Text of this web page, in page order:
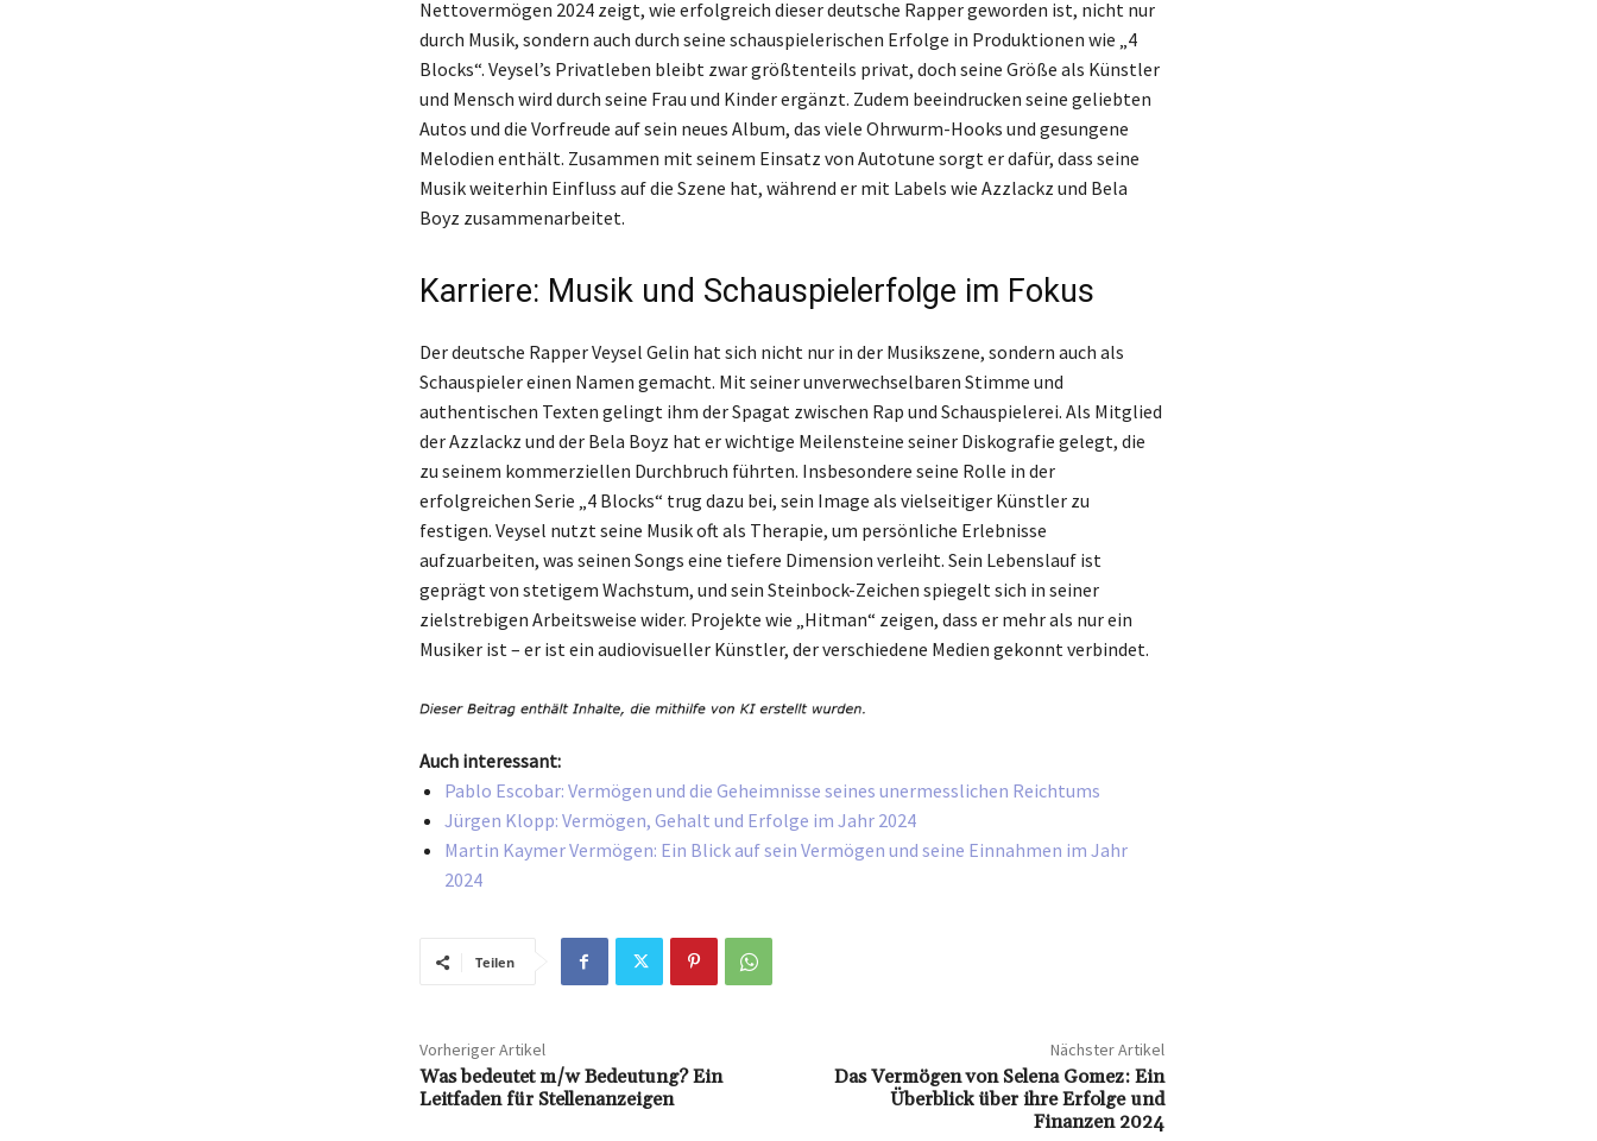
Nettovermögen 2024 zeigt, wie erfolgreich dieser deutsche Rapper geworden ist, nicht nur
durch Musik, sondern auch durch seine schauspielerischen Erfolge in Produktionen wie „4
Blocks“. Veysel’s Privatleben bleibt zwar größtenteils privat, doch seine Größe als Künstler
und Mensch wird durch seine Frau und Kinder ergänzt. Zudem beeindrucken seine geliebten
Autos und die Vorfreude auf sein neues Album, das viele Ohrwurm-Hooks und gesungene
Melodien enthält. Zusammen mit seinem Einsatz von Autotune sorgt er dafür, dass seine
Musik weiterhin Einfluss auf die Szene hat, während er mit Labels wie Azzlackz und Bela
Boyz zusammenarbeitet.
Karriere: Musik und Schauspielerfolge im Fokus
Der deutsche Rapper Veysel Gelin hat sich nicht nur in der Musikszene, sondern auch als
Schauspieler einen Namen gemacht. Mit seiner unverwechselbaren Stimme und
authentischen Texten gelingt ihm der Spagat zwischen Rap und Schauspielerei. Als Mitglied
der Azzlackz und der Bela Boyz hat er wichtige Meilensteine seiner Diskografie gelegt, die
zu seinem kommerziellen Durchbruch führten. Insbesondere seine Rolle in der
erfolgreichen Serie „4 Blocks“ trug dazu bei, sein Image als vielseitiger Künstler zu
festigen. Veysel nutzt seine Musik oft als Therapie, um persönliche Erlebnisse
aufzuarbeiten, was seinen Songs eine tiefere Dimension verleiht. Sein Lebenslauf ist
geprägt von stetigem Wachstum, und sein Steinbock-Zeichen spiegelt sich in seiner
zielstrebigen Arbeitsweise wider. Projekte wie „Hitman“ zeigen, dass er mehr als nur ein
Musiker ist – er ist ein audiovisueller Künstler, der verschiedene Medien gekonnt verbindet.
Auch interessant:
Pablo Escobar: Vermögen und die Geheimnisse seines unermesslichen Reichtums
Jürgen Klopp: Vermögen, Gehalt und Erfolge im Jahr 2024
Martin Kaymer Vermögen: Ein Blick auf sein Vermögen und seine Einnahmen im Jahr
2024
Teilen
Vorheriger Artikel
Was bedeutet m/w Bedeutung? Ein
Leitfaden für Stellenanzeigen
Nächster Artikel
Das Vermögen von Selena Gomez: Ein
Überblick über ihre Erfolge und
Finanzen 2024